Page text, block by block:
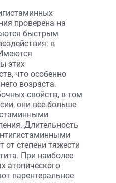
проверена на
быстрым
в
этих
что особенно
возраста.
свойств, в том
они все больше
Длительность
от степени тяжести
При наиболее
атопического
парентеральное